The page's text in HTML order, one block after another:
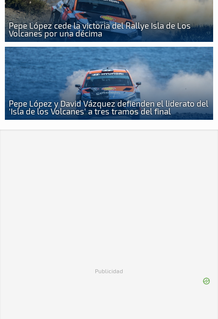
Pepe López cede la victoria del Rallye Isla de Los
Volcanes por una décima
Pepe López y David Vázquez defienden el liderato del
'Isla de los Volcanes' a tres tramos del final
Publicidad